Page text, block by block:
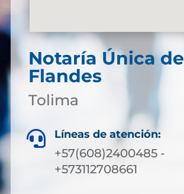
Notaría Única de
Flandes
Tolima
 Líneas de atención:
+57(608)2400485 -
+573112708661